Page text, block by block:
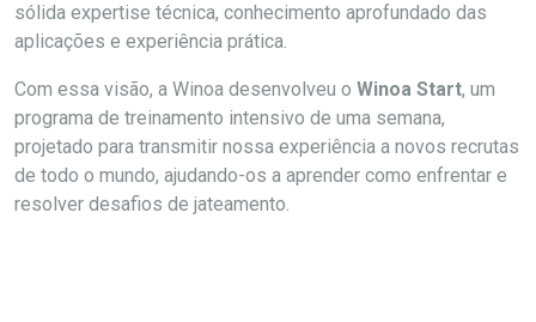
sólida expertise técnica, conhecimento aprofundado das
aplicações e experiência prática.
Com essa visão, a Winoa desenvolveu o Winoa Start, um
programa de treinamento intensivo de uma semana,
projetado para transmitir nossa experiência a novos recrutas
de todo o mundo, ajudando-os a aprender como enfrentar e
resolver desafios de jateamento.